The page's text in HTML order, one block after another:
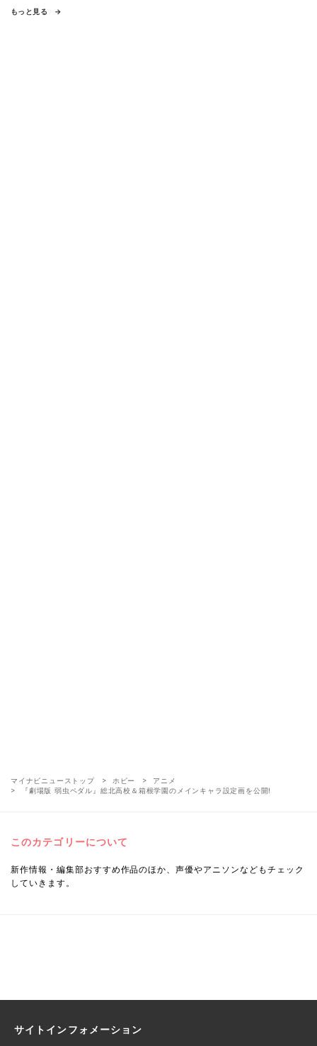
もっと見る
マイナビニューストップ ホビー
アニメ
『劇場版 弱虫ペダル』総北高校＆箱根学園のメインキャラ設定画を公開!
このカテゴリーについて
新作情報・編集部おすすめ作品のほか、声優やアニソンなどもチェック
していきます。
サイトインフォメーション